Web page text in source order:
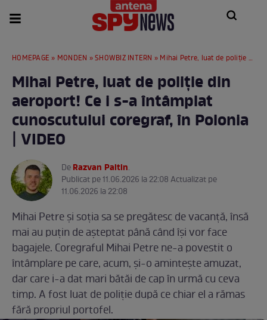
HOMEPAGE » MONDEN »SHOWBIZ INTERN » Mihai Petre, luat de poliție din aeroport! Ce i s-a întâmplat cunoscutului coregraf, în Polonia | VIDEO
Mihai Petre, luat de poliție din
aeroport! Ce i s-a întâmplat
cunoscutului coregraf, în Polonia
| VIDEO
DeRazvan Paltin.
Publicat pe 11.06.2026 la 22:08 Actualizat pe
11.06.2026 la 22:08
Mihai Petre și soția sa se pregătesc de vacanță, însă
mai au puțin de așteptat până când își vor face
bagajele. Coregraful Mihai Petre ne-a povestit o
întâmplare pe care, acum, și-o amintește amuzat,
dar care i-a dat mari bătăi de cap în urmă cu ceva
timp. A fost luat de poliție după ce chiar el a rămas
fără propriul portofel.